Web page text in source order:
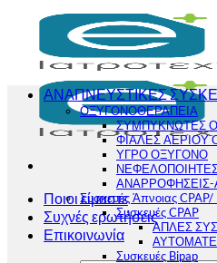
Μετάβαση
περιεχόμενο
Ποιοι είμαστε
Συχνές ερωτήσεις
Επικοινωνία
ΑΝΑΠΝΕΥΣΤΙΚΕΣ
ΟΞΥΓΟΝΟΘΕΡΑΠΕΙΑ
ΣΥΜΠΥΚΝΩΤΕΣ
ΦΙΑΛΕΣ ΑΕΡΙΟΥ
ΥΓΡΟ ΟΞΥΓΟΝΟ
Συσκευές Άπνοιας CPAP/
Συσκευές CPAP
ΑΠΛΕΣ
Συσκευές Bipap